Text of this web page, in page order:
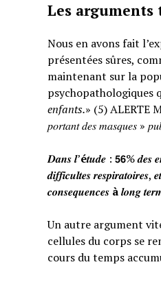
Les
Nous en avons fait
présentées sûres,
maintenant sur la
psychopathologiques
enfants.» (5) ALERTE
𝑝𝑜𝑟𝑡𝑎𝑛𝑡 𝑑𝑒𝑠 𝑚𝑎𝑠𝑞𝑢𝑒𝑠 »
𝑫𝒂𝒏𝒔 𝒍’é𝒕𝒖𝒅𝒆 : 𝟱𝟲% 𝒅𝒆𝒔
𝒅𝒊𝒇𝒇𝒊𝒄𝒖𝒍𝒕𝒆𝒔
𝒄𝒐𝒏𝒔𝒆𝒒𝒖𝒆𝒏𝒄𝒆𝒔 à𝒍𝒐𝒏𝒈
Un autre argument
cellules du corps se
cours du temps